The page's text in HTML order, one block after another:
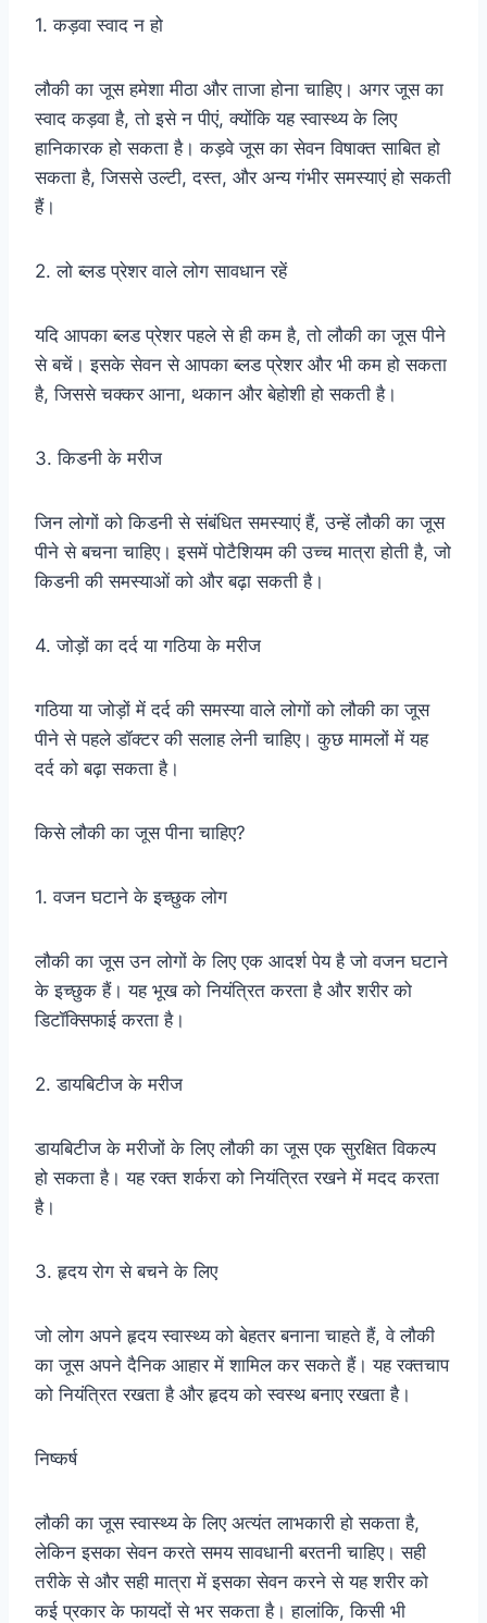
1. कड़वा स्वाद न हो
लौकी का जूस हमेशा मीठा और ताजा होना चाहिए। अगर जूस का
स्वाद कड़वा है, तो इसे न पीएं, क्योंकि यह स्वास्थ्य के लिए
हानिकारक हो सकता है। कड़वे जूस का सेवन विषाक्त साबित हो
सकता है, जिससे उल्टी, दस्त, और अन्य गंभीर समस्याएं हो सकती
हैं।
2. लो ब्लड प्रेशर वाले लोग सावधान रहें
यदि आपका ब्लड प्रेशर पहले से ही कम है, तो लौकी का जूस पीने
से बचें। इसके सेवन से आपका ब्लड प्रेशर और भी कम हो सकता
है, जिससे चक्कर आना, थकान और बेहोशी हो सकती है।
3. किडनी के मरीज
जिन लोगों को किडनी से संबंधित समस्याएं हैं, उन्हें लौकी का जूस
पीने से बचना चाहिए। इसमें पोटैशियम की उच्च मात्रा होती है, जो
किडनी की समस्याओं को और बढ़ा सकती है।
4. जोड़ों का दर्द या गठिया के मरीज
गठिया या जोड़ों में दर्द की समस्या वाले लोगों को लौकी का जूस
पीने से पहले डॉक्टर की सलाह लेनी चाहिए। कुछ मामलों में यह
दर्द को बढ़ा सकता है।
किसे लौकी का जूस पीना चाहिए?
1. वजन घटाने के इच्छुक लोग
लौकी का जूस उन लोगों के लिए एक आदर्श पेय है जो वजन घटाने
के इच्छुक हैं। यह भूख को नियंत्रित करता है और शरीर को
डिटॉक्सिफाई करता है।
2. डायबिटीज के मरीज
डायबिटीज के मरीजों के लिए लौकी का जूस एक सुरक्षित विकल्प
हो सकता है। यह रक्त शर्करा को नियंत्रित रखने में मदद करता
है।
3. हृदय रोग से बचने के लिए
जो लोग अपने हृदय स्वास्थ्य को बेहतर बनाना चाहते हैं, वे लौकी
का जूस अपने दैनिक आहार में शामिल कर सकते हैं। यह रक्तचाप
को नियंत्रित रखता है और हृदय को स्वस्थ बनाए रखता है।
निष्कर्ष
लौकी का जूस स्वास्थ्य के लिए अत्यंत लाभकारी हो सकता है,
लेकिन इसका सेवन करते समय सावधानी बरतनी चाहिए। सही
तरीके से और सही मात्रा में इसका सेवन करने से यह शरीर को
कई प्रकार के फायदों से भर सकता है। हालांकि, किसी भी